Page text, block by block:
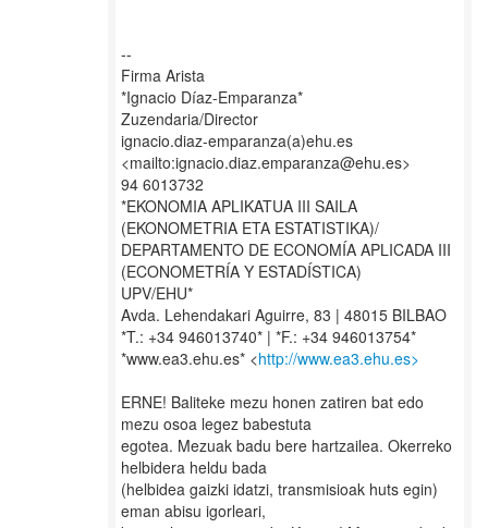
--
Firma Arista
*Ignacio Díaz-Emparanza*
Zuzendaria/Director
ignacio.diaz-emparanza(a)ehu.es
<mailto:ignacio.diaz.emparanza@ehu.es>
94 6013732
*EKONOMIA APLIKATUA III SAILA
(EKONOMETRIA ETA ESTATISTIKA)/
DEPARTAMENTO DE ECONOMÍA APLICADA III
(ECONOMETRÍA Y ESTADÍSTICA)
UPV/EHU*
Avda. Lehendakari Aguirre, 83 | 48015 BILBAO
*T.: +34 946013740* | *F.: +34 946013754*
*www.ea3.ehu.es* <http://www.ea3.ehu.es>
ERNE! Baliteke mezu honen zatiren bat edo
mezu osoa legez babestuta
egotea. Mezuak badu bere hartzailea. Okerreko
helbidera heldu bada
(helbidea gaizki idatzi, transmisioak huts egin)
eman abisu igorleari,